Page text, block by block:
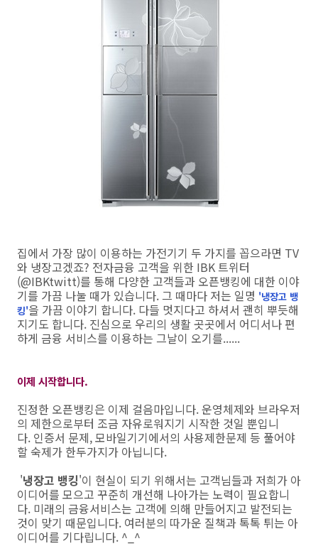
집에서 가장 많이 이용하는 가전기기 두 가지를 꼽으라면 TV
와 냉장고겠죠? 전자금융 고객을 위한 IBK 트위터
(@IBKtwitt)를 통해 다양한 고객들과 오픈뱅킹에 대한 이야
기를 가끔 나눌 때가 있습니다. 그 때마다 저는 일명 '냉장고 뱅
킹'을 가끔 이야기 합니다. 다들 멋지다고 하셔서 괜히 뿌듯해
지기도 합니다. 진심으로 우리의 생활 곳곳에서 어디서나 편
하게 금융 서비스를 이용하는 그날이 오기를......
이제 시작합니다.
진정한 오픈뱅킹은 이제 걸음마입니다. 운영체제와 브라우저
의 제한으로부터 조금 자유로워지기 시작한 것일 뿐입니
다. 인증서 문제, 모바일기기에서의 사용제한문제 등 풀어야
할 숙제가 한두가지가 아닙니다.
'냉장고 뱅킹'이 현실이 되기 위해서는 고객님들과 저희가 아
이디어를 모으고 꾸준히 개선해 나아가는 노력이 필요합니
다. 미래의 금융서비스는 고객에 의해 만들어지고 발전되는
것이 맞기 때문입니다. 여러분의 따가운 질책과 톡톡 튀는 아
이디어를 기다립니다. ^_^